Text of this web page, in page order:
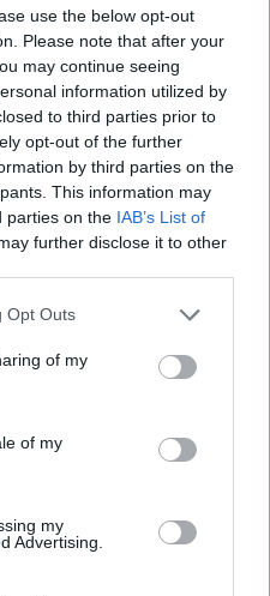
use the below opt-out
Please note that after your
may continue seeing
information utilized by
to third parties prior to
opt-out of the further
by third parties on the
This information may
parties on the IAB’s List of
further disclose it to other
Opt Outs
of my
of my
my
Advertising.
300 dni
to czas łaski
obecność i świadectwo